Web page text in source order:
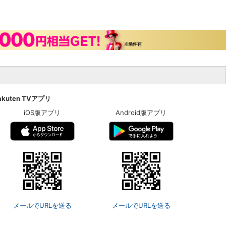
TVアプリ
iOS版アプリ
メールでURLを送る
Android版アプリ
メールでURLを送る